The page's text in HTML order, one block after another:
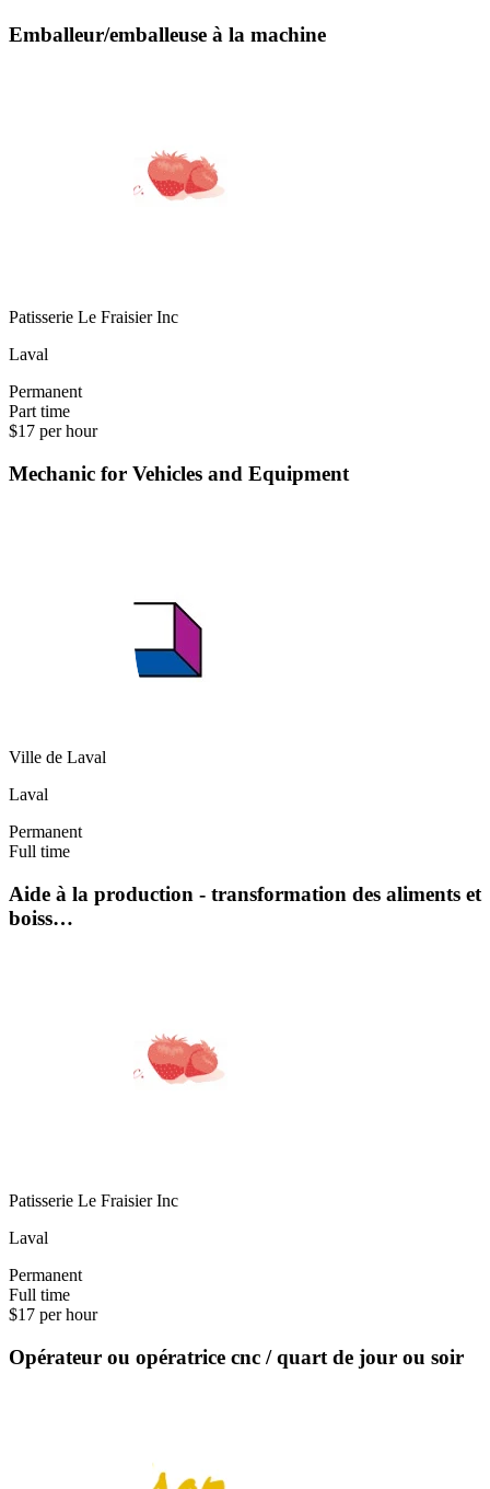
Emballeur/emballeuse à la machine
Patisserie Le Fraisier Inc
Laval
Permanent
Part time
$17 per hour
Mechanic for Vehicles and Equipment
Ville de Laval
Laval
Permanent
Full time
Aide à la production - transformation des aliments et
boiss…
Patisserie Le Fraisier Inc
Laval
Permanent
Full time
$17 per hour
Opérateur ou opératrice cnc / quart de jour ou soir